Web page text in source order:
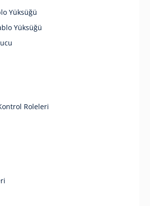
Yüksüğü
Yüksüğü
Roleleri